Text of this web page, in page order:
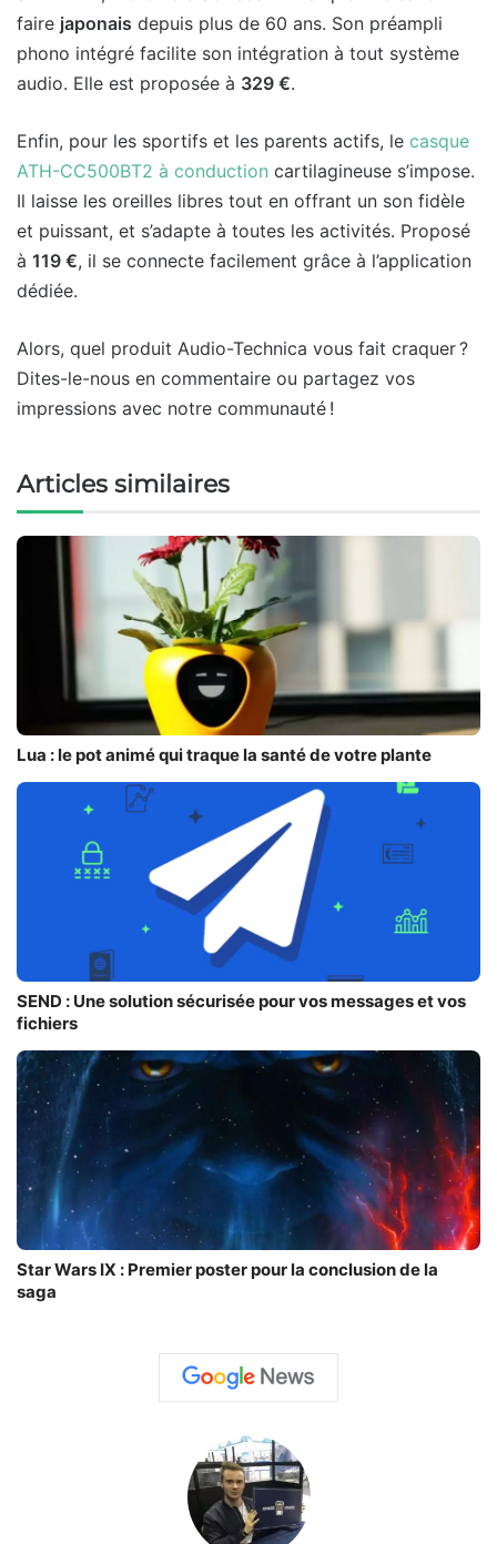
faire japonais depuis plus de 60 ans. Son préampli
phono intégré facilite son intégration à tout système
audio. Elle est proposée à 329 €.
Enfin, pour les sportifs et les parents actifs, le casque
ATH-CC500BT2 à conduction cartilagineuse s’impose.
Il laisse les oreilles libres tout en offrant un son fidèle
et puissant, et s’adapte à toutes les activités. Proposé
à 119 €, il se connecte facilement grâce à l’application
dédiée.
Alors, quel produit Audio-Technica vous fait craquer ?
Dites-le-nous en commentaire ou partagez vos
impressions avec notre communauté !
Articles similaires
Lua : le pot animé qui traque la santé de votre plante
SEND : Une solution sécurisée pour vos messages et vos
fichiers
Star Wars IX : Premier poster pour la conclusion de la
saga